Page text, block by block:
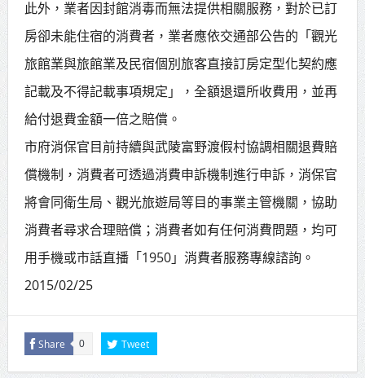
此外，業者因封館消毒而無法提供相關服務，對於已訂
房卻未能住宿的消費者，業者應依交通部公告的「觀光
旅館業與旅館業及民宿個別旅客直接訂房定型化契約應
記載及不得記載事項規定」，全額退還所收費用，並再
給付退費金額一倍之賠償。
市府消保官目前持續與武陵富野渡假村協調相關退費賠
償機制，消費者可透過消費申訴機制進行申訴，消保官
將會同衛生局、觀光旅遊局等目的事業主管機關，協助
消費者尋求合理賠償；消費者如有任何消費問題，均可
用手機或市話直播「1950」消費者服務專線諮詢。
2015/02/25
Share 0 Tweet